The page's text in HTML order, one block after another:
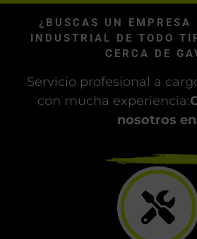
¿BUSCAS UN EMPRESA
INDUSTRIAL DE TODO
CERCA DE
Servicio profesional a
con mucha experiencia:
nosotros